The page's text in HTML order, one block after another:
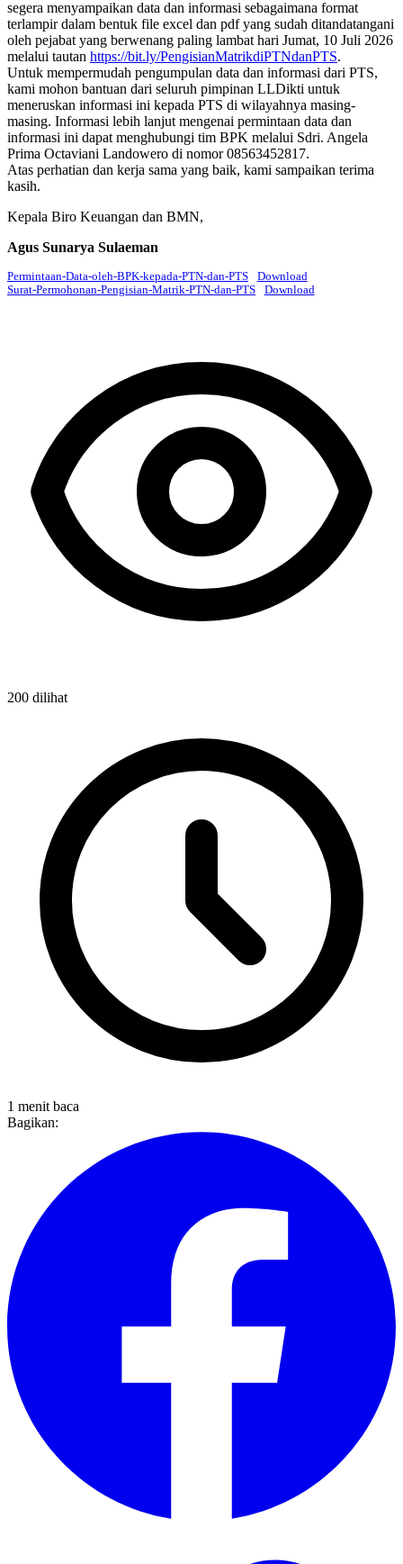
segera menyampaikan data dan informasi sebagaimana format
terlampir dalam bentuk file excel dan pdf yang sudah ditandatangani
oleh pejabat yang berwenang paling lambat hari Jumat, 10 Juli 2026
melalui tautan https://bit.ly/PengisianMatrikdiPTNdanPTS.
Untuk mempermudah pengumpulan data dan informasi dari PTS,
kami mohon bantuan dari seluruh pimpinan LLDikti untuk
meneruskan informasi ini kepada PTS di wilayahnya masing-
masing. Informasi lebih lanjut mengenai permintaan data dan
informasi ini dapat menghubungi tim BPK melalui Sdri. Angela
Prima Octaviani Landowero di nomor 08563452817.
Atas perhatian dan kerja sama yang baik, kami sampaikan terima
kasih.
Kepala Biro Keuangan dan BMN,
Agus Sunarya Sulaeman
Permintaan-Data-oleh-BPK-kepada-PTN-dan-PTS
Download
Surat-Permohonan-Pengisian-Matrik-PTN-dan-PTS
Download
200 dilihat
1 menit baca
Bagikan: